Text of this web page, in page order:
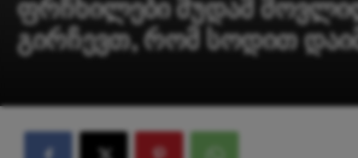
ფრჩხილები მუდამ
გირჩევთ, რომ სოდით